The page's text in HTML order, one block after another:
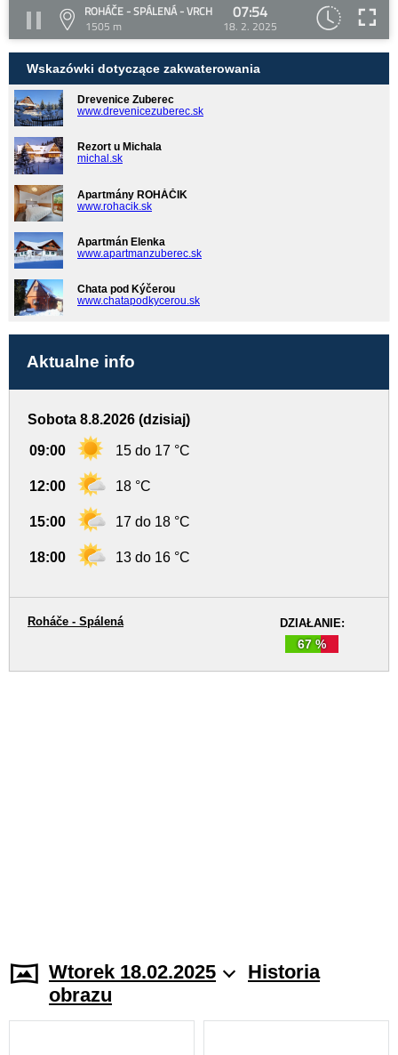
ROHÁČE - SPÁLENÁ - VRCH
1505 m
07:54
18. 2. 2025
Wskazówki dotyczące zakwaterowania
Drevenice Zuberec
www.drevenicezuberec.sk
Rezort u Michala
michal.sk
Apartmány ROHÁČIK
www.rohacik.sk
Apartmán Elenka
www.apartmanzuberec.sk
Chata pod Kýčerou
www.chatapodkycerou.sk
Aktualne info
Sobota 8.8.2026 (dzisiaj)
09:00 15 do 17 °C
12:00 18 °C
15:00 17 do 18 °C
18:00 13 do 16 °C
DZIAŁANIE:
67 %
Roháče - Spálená
Wtorek 18.02.2025
Historia
obrazu